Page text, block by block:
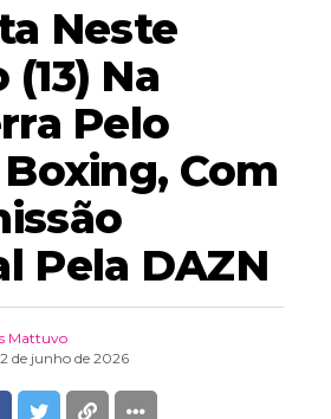
Neste
Na
Pelo
Com
Pela DAZN
Mattuvo
de junho de 2026